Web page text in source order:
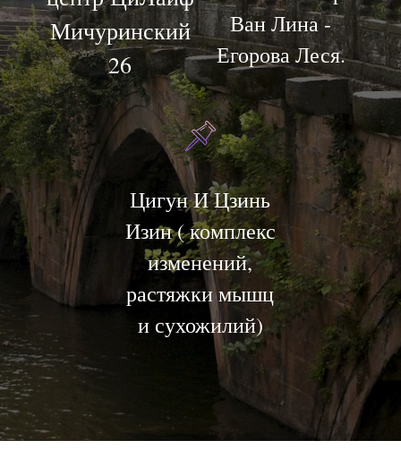
Мичуринский
26
Ван Лина -
Егорова Леся.
Цигун И Цзинь
Изин ( комплекс
изменений,
растяжки мышц
и сухожилий)